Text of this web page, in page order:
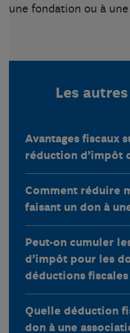
une fondation ou à
Les
Avantages fiscaux
réduction d’impôt
Comment réduire
faisant un don à
Peut-on cumuler
d’impôt pour les
déductions fiscales
Quelle déduction
don à une